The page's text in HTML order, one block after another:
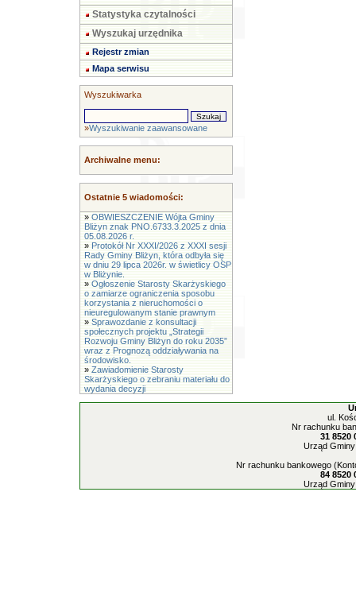
Statystyka czytalności
Wyszukaj urzędnika
Rejestr zmian
Mapa serwisu
Wyszukiwarka
»Wyszukiwanie zaawansowane
Archiwalne menu:
Ostatnie 5 wiadomości:
» OBWIESZCZENIE Wójta Gminy
Bliżyn znak PNO.6733.3.2025 z dnia
05.08.2026 r.
» Protokół Nr XXXI/2026 z XXXI sesji
Rady Gminy Bliżyn, która odbyła się
w dniu 29 lipca 2026r. w świetlicy OSP
w Bliżynie.
» Ogłoszenie Starosty Skarżyskiego
o zamiarze ograniczenia sposobu
korzystania z nieruchomości o
nieuregulowanym stanie prawnym
» Sprawozdanie z konsultacji
społecznych projektu „Strategii
Rozwoju Gminy Bliżyn do roku 2035”
wraz z Prognozą oddziaływania na
środowisko.
» Zawiadomienie Starosty
Skarżyskiego o zebraniu materiału do
wydania decyzji
ul.
Nr rachunku
31 8520
Urząd
Nr rachunku bankowego
84 8520
Urząd